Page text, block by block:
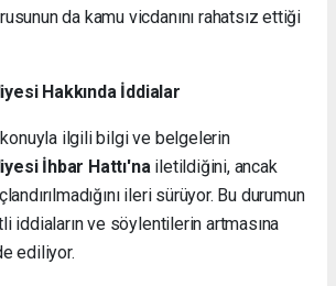
da kamu vicdanını rahatsız ettiği
Hakkında İddialar
ilgili bilgi ve belgelerin
İhbar Hattı'na iletildiğini, ancak
ileri sürüyor. Bu durumun
iddiaların ve söylentilerin artmasına
ediliyor.